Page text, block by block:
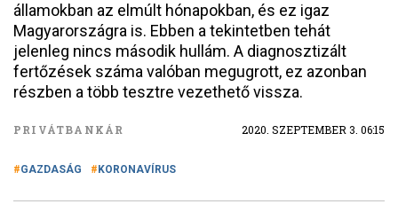
államokban az elmúlt hónapokban, és ez igaz
Magyarországra is. Ebben a tekintetben tehát
jelenleg nincs második hullám. A diagnosztizált
fertőzések száma valóban megugrott, ez azonban
részben a több tesztre vezethető vissza.
PRIVÁTBANKÁR 2020. SZEPTEMBER 3. 06:15
GAZDASÁG KORONAVÍRUS